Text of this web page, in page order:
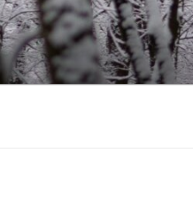
Eiti
prie
turinio